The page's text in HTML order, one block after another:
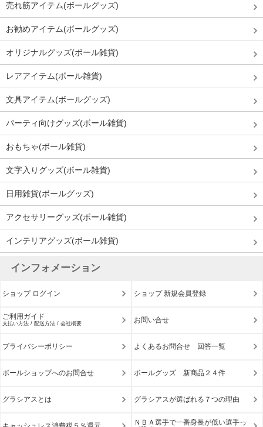
売れ筋アイテム(ボールグッズ)
お勧めアイテム(ボールグッズ)
オリジナルグッズ(ボール雑貨)
レアアイテム(ボール雑貨)
文具アイテム(ボールグッズ)
パーティ向けグッズ(ボール雑貨)
おもちゃ(ボール雑貨)
文字入りグッズ(ボール雑貨)
日用雑貨(ボールグッズ)
アクセサリーグッズ(ボール雑貨)
インテリアグッズ(ボール雑貨)
インフォメーション
ショップ ログイン ショップ 新規会員登録
ご利用ガイド
支払い方法 / 配送方法 / 会社概要 お問い合せ
プライバシーポリシー よくあるお問合せ 回答一覧
ボールショップへのお問合せ ボールグッズ 新商品２４件
グラシアスとは グラシアスが選ばれる７つの理由
ＮＢＡ選手で一番身長が低い選手っ